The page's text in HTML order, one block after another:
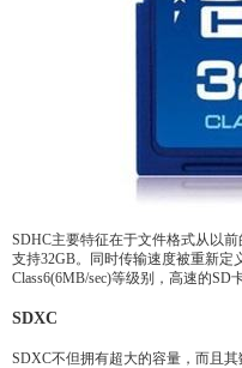
SDHC主要特征在于文件格式从以
支持32GB。同时传输速度被重新定
Class6(6MB/sec)等级别，高速的SD
SDXC
SDXC不但拥有超大的容量，而且